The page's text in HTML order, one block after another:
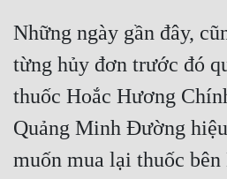
Những ngày gần đây,
từng hủy đơn trước đó
thuốc Hoắc Hương
Quảng Minh Đường
muốn mua lại thuốc